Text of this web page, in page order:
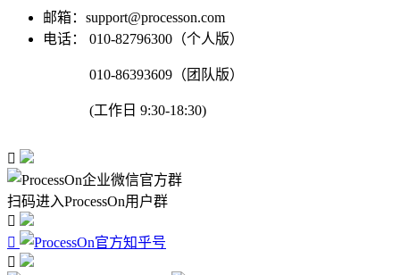
邮箱：support@processon.com
电话：
010-82796300（个人版）
010-86393609（团队版）
(工作日 9:30-18:30)

扫码进入ProcessOn用户群


